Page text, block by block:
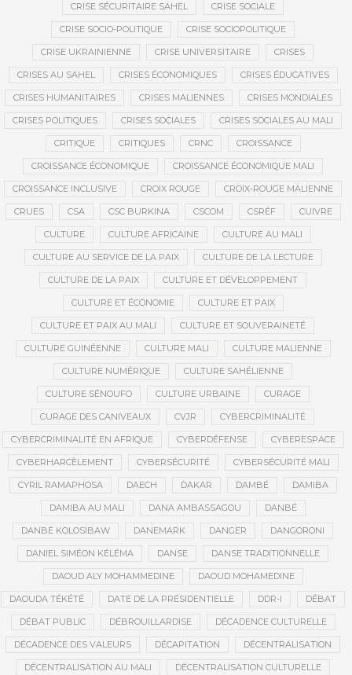
CRISE SÉCURITAIRE SAHEL CRISE SOCIALE
CRISE SOCIO-POLITIQUE CRISE SOCIOPOLITIQUE
CRISE UKRAINIENNE CRISE UNIVERSITAIRE CRISES
CRISES AU SAHEL CRISES ÉCONOMIQUES CRISES ÉDUCATIVES
CRISES HUMANITAIRES CRISES MALIENNES CRISES MONDIALES
CRISES POLITIQUES CRISES SOCIALES CRISES SOCIALES AU MALI
CRITIQUE CRITIQUES CRNC CROISSANCE
CROISSANCE ÉCONOMIQUE CROISSANCE ÉCONOMIQUE MALI
CROISSANCE INCLUSIVE CROIX ROUGE CROIX-ROUGE MALIENNE
CRUES CSA CSC BURKINA CSCOM CSRÉF CUIVRE
CULTURE CULTURE AFRICAINE CULTURE AU MALI
CULTURE AU SERVICE DE LA PAIX CULTURE DE LA LECTURE
CULTURE DE LA PAIX CULTURE ET DÉVELOPPEMENT
CULTURE ET ÉCONOMIE CULTURE ET PAIX
CULTURE ET PAIX AU MALI CULTURE ET SOUVERAINETÉ
CULTURE GUINÉENNE CULTURE MALI CULTURE MALIENNE
CULTURE NUMÉRIQUE CULTURE SAHÉLIENNE
CULTURE SÉNOUFO CULTURE URBAINE CURAGE
CURAGE DES CANIVEAUX CVJR CYBERCRIMINALITÉ
CYBERCRIMINALITÉ EN AFRIQUE CYBERDÉFENSE CYBERESPACE
CYBERHARCÈLEMENT CYBERSÉCURITÉ CYBERSÉCURITÉ MALI
CYRIL RAMAPHOSA DAECH DAKAR DAMBÉ DAMIBA
DAMIBA AU MALI DANA AMBASSAGOU DANBÉ
DANBÉ KOLOSIBAW DANEMARK DANGER DANGORONI
DANIEL SIMÉON KÉLÉMA DANSE DANSE TRADITIONNELLE
DAOUD ALY MOHAMMEDINE DAOUD MOHAMEDINE
DAOUDA TÉKÉTÉ DATE DE LA PRÉSIDENTIELLE DDR-I DÉBAT
DÉBAT PUBLIC DÉBROUILLARDISE DÉCADENCE CULTURELLE
DÉCADENCE DES VALEURS DÉCAPITATION DÉCENTRALISATION
DÉCENTRALISATION AU MALI DÉCENTRALISATION CULTURELLE